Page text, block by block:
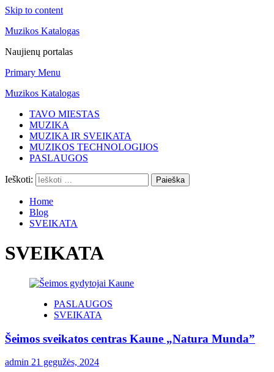
Skip to content
Muzikos Katalogas
Naujienų portalas
Primary Menu
Muzikos Katalogas
TAVO MIESTAS
MUZIKA
MUZIKA IR SVEIKATA
MUZIKOS TECHNOLOGIJOS
PASLAUGOS
Ieškoti:
Home
Blog
SVEIKATA
SVEIKATA
PASLAUGOS
SVEIKATA
Šeimos sveikatos centras Kaune „Natura Munda”
admin 21 gegužės, 2024